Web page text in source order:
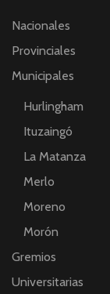
Nacionales
Provinciales
Municipales
Hurlingham
Ituzaingó
La Matanza
Merlo
Moreno
Morón
Gremios
Universitarias